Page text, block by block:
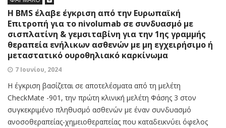
Η BMS έλαβε έγκριση από την Ευρωπαϊκή
Επιτροπή για το nivolumab σε συνδυασμό με
σισπλατίνη & γεμσιταβίνη για την 1ης γραμμής
θεραπεία ενήλικων ασθενών με μη εγχειρήσιμο ή
μεταστατικό ουροθηλιακό καρκίνωμα
7 Ιουνίου, 2024
Η έγκριση βασίζεται σε αποτελέσματα από τη μελέτη
CheckMate -901, την πρώτη κλινική μελέτη Φάσης 3 στον
συγκεκριμένο πληθυσμό ασθενών με έναν συνδυασμό
ανοσοθεραπείας-χημειοθεραπείας που καταδεικνύει όφελος